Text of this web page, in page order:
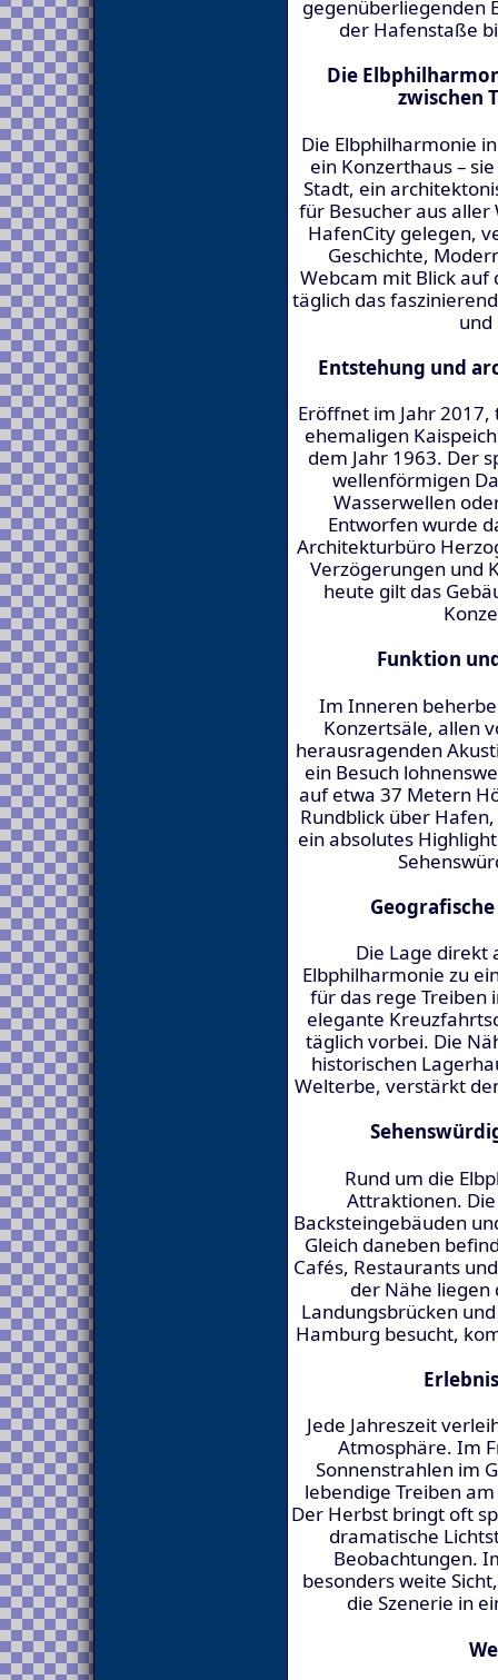
gegenüberliegenden
der Hafenstaße
Die
zwischen
Die Elbphilharmonie
ein Konzerthaus –
Stadt, ein
für Besucher aus aller
HafenCity gelegen,
Geschichte,
Webcam mit Blick
täglich das
und
Entstehung und
Eröffnet im Jahr
ehemaligen
dem Jahr 1963. Der
wellenförmigen
Wasserwellen
Entworfen wurde
Architekturbüro
Verzögerungen und
heute gilt das
Funktion
Im Inneren
Konzertsäle, allen
herausragenden
ein Besuch
auf etwa 37 Metern
Rundblick über
ein absolutes
Die Lage direkt
Elbphilharmonie zu
für das rege Treiben
elegante
täglich vorbei. Die
historischen
Welterbe, verstärkt
Rund um die
Attraktionen.
Backsteingebäuden
Gleich daneben
Cafés, Restaurants
der Nähe liegen
Landungsbrücken
Hamburg besucht,
Jede Jahreszeit
Atmosphäre. Im
Sonnenstrahlen im
lebendige Treiben
Der Herbst bringt oft
dramatische
Beobachtungen.
besonders weite
die Szenerie in